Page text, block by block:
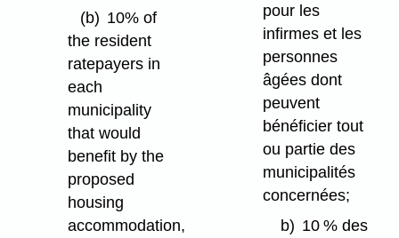
(b) 10% of
the resident
ratepayers in
each
municipality
that would
benefit by the
proposed
housing
accommodation,
pour les
infirmes et les
personnes
âgées dont
peuvent
bénéficier tout
ou partie des
municipalités
concernées;
b) 10 % des